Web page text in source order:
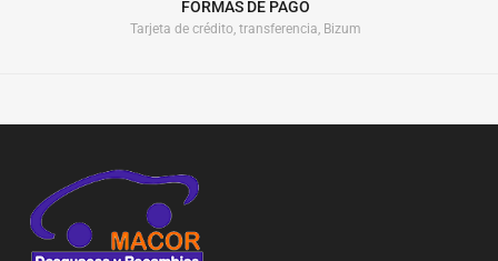
FORMAS DE PAGO
Tarjeta de crédito, transferencia, Bizum